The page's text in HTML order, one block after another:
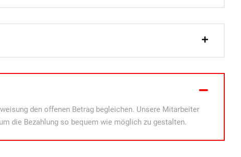
den offenen Betrag begleichen. Unsere Mitarbeiter
die Bezahlung so bequem wie möglich zu gestalten.